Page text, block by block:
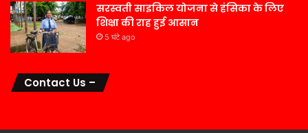
सरस्वती साइकिल योजना से हंसिका के लिए
शिक्षा की राह हुई आसान
5 घंटे ago
Contact Us –